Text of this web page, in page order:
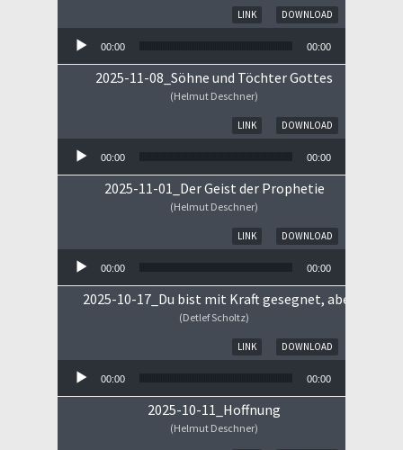
DOWNLOAD
LINK
00:00 00:00
2025-11-08_Söhne und Töchter Gottes
(Helmut Deschner)
DOWNLOAD
LINK
00:00 00:00
2025-11-01_Der Geist der Prophetie
(Helmut Deschner)
DOWNLOAD
LINK
00:00 00:00
2025-10-17_Du bist mit Kraft gesegnet, aber ...
(Detlef Scholtz)
DOWNLOAD
LINK
00:00 00:00
2025-10-11_Hoffnung
(Helmut Deschner)